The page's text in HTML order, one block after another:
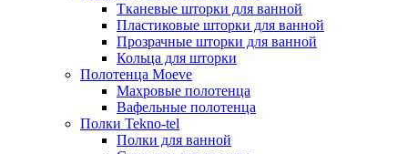
Тканевые шторки для ванной
Пластиковые шторки для ванной
Прозрачные шторки для ванной
Кольца для шторки
Полотенца Moeve
Махровые полотенца
Вафельные полотенца
Полки Tekno-tel
Полки для ванной